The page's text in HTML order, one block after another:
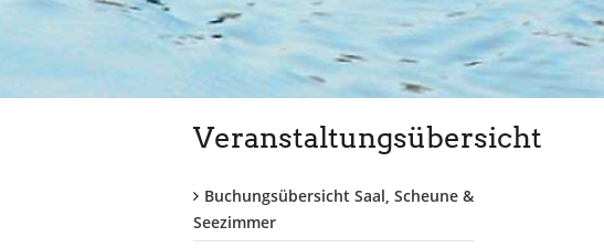
Veranstaltungsübersicht
Buchungsübersicht Saal, Scheune &
Seezimmer